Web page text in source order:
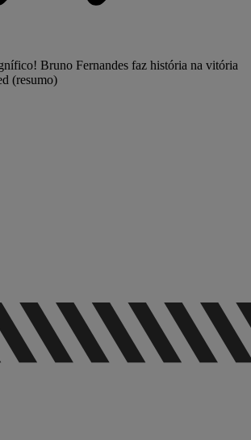
Bruno Fernandes faz história na vitória
(resumo)